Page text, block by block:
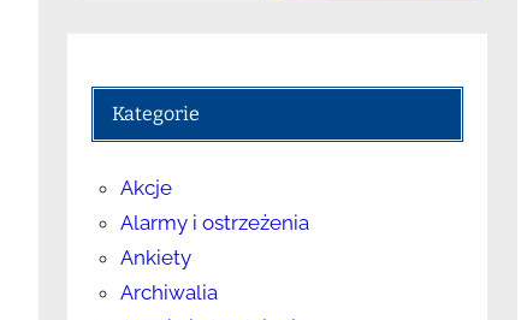
Kategorie
Akcje
Alarmy i ostrzeżenia
Ankiety
Archiwalia